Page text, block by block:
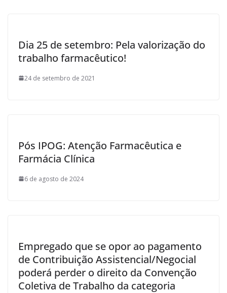
Dia 25 de setembro: Pela valorização do
trabalho farmacêutico!
24 de setembro de 2021
Pós IPOG: Atenção Farmacêutica e
Farmácia Clínica
6 de agosto de 2024
Empregado que se opor ao pagamento
de Contribuição Assistencial/Negocial
poderá perder o direito da Convenção
Coletiva de Trabalho da categoria